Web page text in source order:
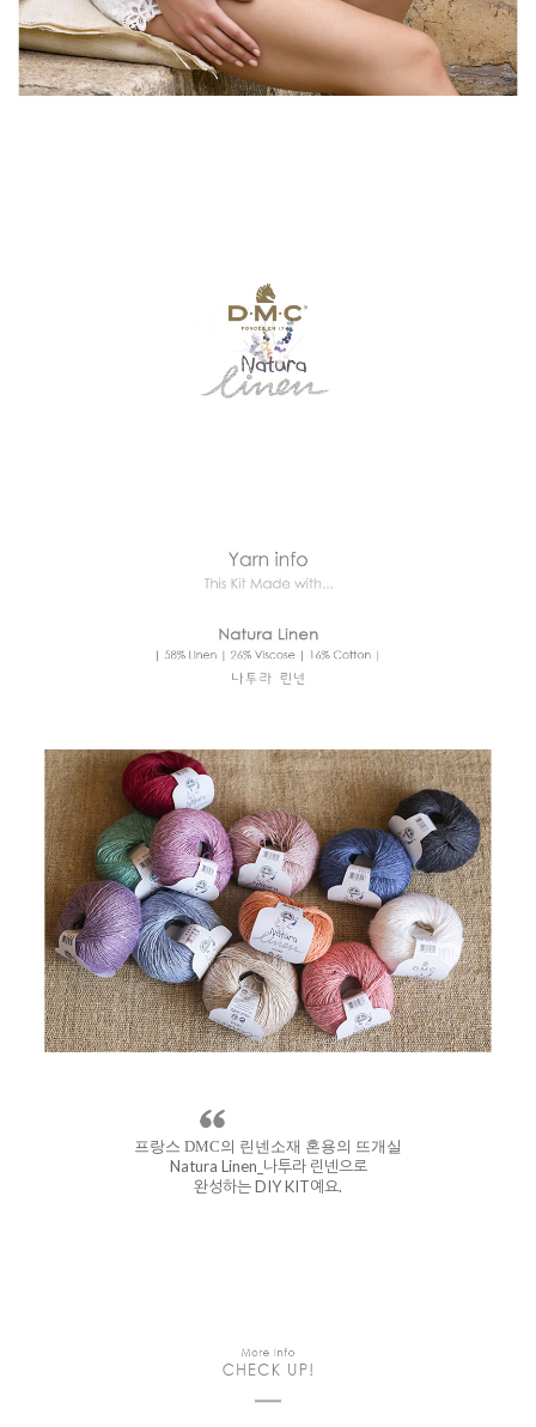
프랑스 DMC의 린넨소재 혼용의 뜨개실
Natura Linen_나투라 린넨으로
완성하는 DIY KIT예요.